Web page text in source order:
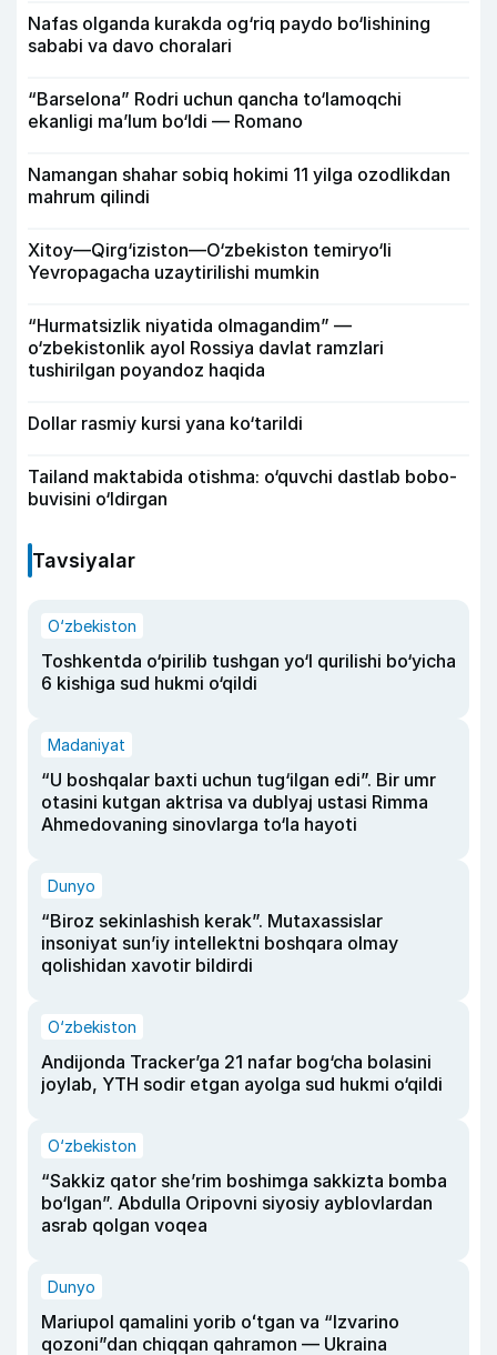
Nafas olganda kurakda og‘riq paydo bo‘lishining
sababi va davo choralari
“Barselona” Rodri uchun qancha to‘lamoqchi
ekanligi ma’lum bo‘ldi — Romano
Namangan shahar sobiq hokimi 11 yilga ozodlikdan
mahrum qilindi
Xitoy—Qirg‘iziston—O‘zbekiston temiryo‘li
Yevropagacha uzaytirilishi mumkin
“Hurmatsizlik niyatida olmagandim” —
o‘zbekistonlik ayol Rossiya davlat ramzlari
tushirilgan poyandoz haqida
Dollar rasmiy kursi yana ko‘tarildi
Tailand maktabida otishma: o‘quvchi dastlab bobo-
buvisini o‘ldirgan
Tavsiyalar
O‘zbekiston
Toshkentda o‘pirilib tushgan yo‘l qurilishi bo‘yicha
6 kishiga sud hukmi o‘qildi
Madaniyat
“U boshqalar baxti uchun tug‘ilgan edi”. Bir umr
otasini kutgan aktrisa va dublyaj ustasi Rimma
Ahmedovaning sinovlarga to‘la hayoti
Dunyo
“Biroz sekinlashish kerak”. Mutaxassislar
insoniyat sun’iy intellektni boshqara olmay
qolishidan xavotir bildirdi
O‘zbekiston
Andijonda Tracker’ga 21 nafar bog‘cha bolasini
joylab, YTH sodir etgan ayolga sud hukmi o‘qildi
O‘zbekiston
“Sakkiz qator she’rim boshimga sakkizta bomba
bo‘lgan”. Abdulla Oripovni siyosiy ayblovlardan
asrab qolgan voqea
Dunyo
Mariupol qamalini yorib oʻtgan va “Izvarino
qozoni”dan chiqqan qahramon — Ukraina